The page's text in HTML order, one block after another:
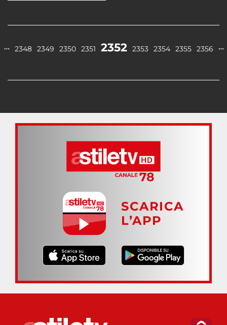
… 2348 2349 2350 2351 2352 2353 2354 2355 2356 …
SCARICA
L’APP